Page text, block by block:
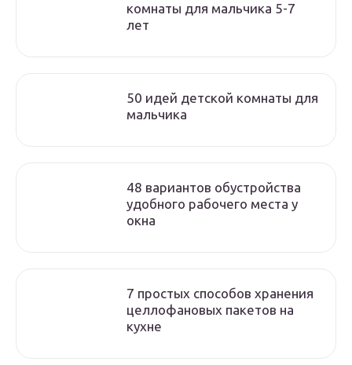
комнаты для мальчика 5-7
лет
50 идей детской комнаты для
мальчика
48 вариантов обустройства
удобного рабочего места у
окна
7 простых способов хранения
целлофановых пакетов на
кухне